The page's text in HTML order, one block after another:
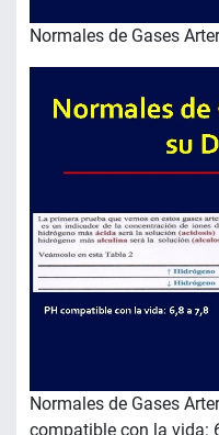
Normales de Gases
Normales de Gases
compatible con la vida: